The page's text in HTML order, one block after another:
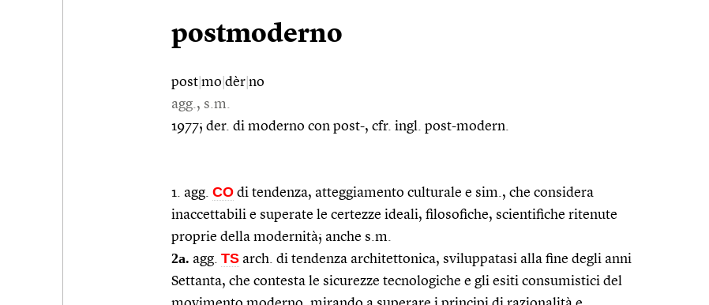
postmoderno
post mo dèr no
agg., s.m.
1977; der. di moderno con post-, cfr. ingl. post-modern.
1. agg. CO di tendenza, atteggiamento culturale e sim., che considera
inaccettabili e superate le certezze ideali, filosofiche, scientifiche ritenute
proprie della modernità; anche s.m.
2a. agg. TS arch. di tendenza architettonica, sviluppatasi alla fine degli anni
Settanta, che contesta le sicurezze tecnologiche e gli esiti consumistici del